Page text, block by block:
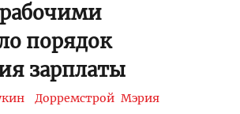
рабочими
порядок
зарплаты
Дорремстрой Мэрия